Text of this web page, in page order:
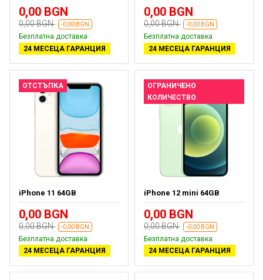
0,00 BGN
0,00 BGN -0,00 BGN
Безплатна доставка
24 МЕСЕЦА ГАРАНЦИЯ
0,00 BGN
0,00 BGN -0,00 BGN
Безплатна доставка
24 МЕСЕЦА ГАРАНЦИЯ
ОТСТЪПКА
iPhone 11 64GB
0,00 BGN
0,00 BGN -0,00 BGN
Безплатна доставка
24 МЕСЕЦА ГАРАНЦИЯ
ОГРАНИЧЕНО
КОЛИЧЕСТВО
iPhone 12 mini 64GB
0,00 BGN
0,00 BGN -0,00 BGN
Безплатна доставка
24 МЕСЕЦА ГАРАНЦИЯ